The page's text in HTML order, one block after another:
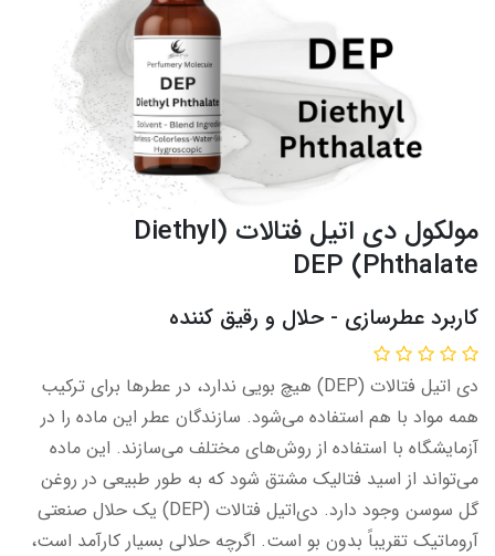
مولکول دی اتیل فتالات (Diethyl
Phthalate) DEP
کاربرد عطرسازی - حلال​​ و رقیق کننده
دی اتیل فتالات (DEP) هیچ بویی ندارد، در عطرها برای ترکیب
همه مواد با هم استفاده می‌شود. سازندگان عطر این ماده را در
آزمایشگاه با استفاده از روش‌های مختلف می‌سازند. این ماده
می‌تواند از اسید فتالیک مشتق شود که به طور طبیعی در روغن
گل سوسن وجود دارد. دی‌اتیل فتالات (DEP) یک حلال صنعتی
آروماتیک تقریباً بدون بو است. اگرچه حلالی بسیار کارآمد است،